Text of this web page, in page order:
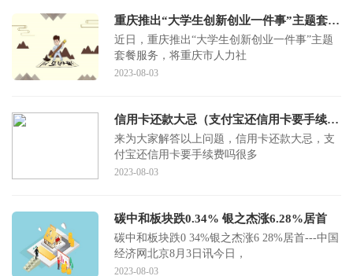
重庆推出“大学生创新创业一件事”主题套餐服务：万个免费创业工位“即申即享”
近日，重庆推出“大学生创新创业一件事”主题
套餐服务，将重庆市人力社
2023-08-03
信用卡还款大忌（支付宝还信用卡要手续费吗）
来为大家解答以上问题，信用卡还款大忌，支
付宝还信用卡要手续费吗很多
2023-08-03
碳中和板块跌0.34% 银之杰涨6.28%居首
碳中和板块跌0 34%银之杰涨6 28%居首---中国
经济网北京8月3日讯今日，
2023-08-03